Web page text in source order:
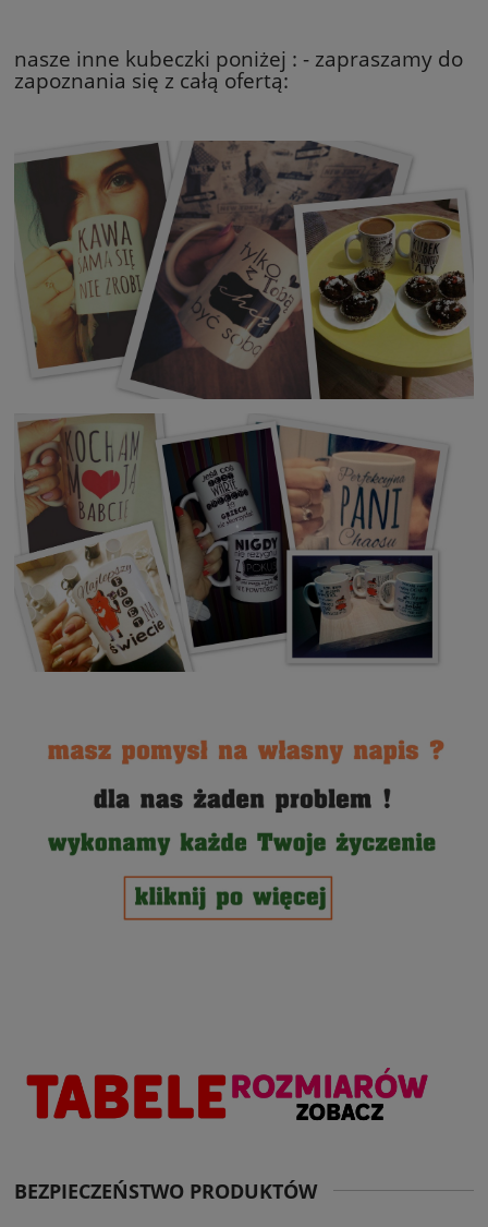
nasze inne kubeczki poniżej : - zapraszamy do
zapoznania się z całą ofertą:
BEZPIECZEŃSTWO PRODUKTÓW